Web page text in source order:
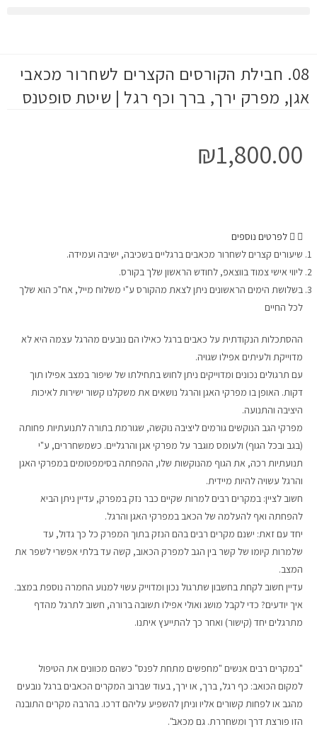
08. חבילת הקורסים הקצרים לשחרור מכאבי
אגן, מפרק ירך, ברך וכף רגל | שיטת סופטנס
₪1,800.00
לפרטים נוספים
שיעורים קצרים לשחרור מכאבים ברגליים בשכיבה, ישיבה ועמידה.
ליווי אישי צמוד בווצאפ, לחודש הראשון שלך בקורס.
בשלושת הימים הראשונים ניתן לצאת מהקורס ע"י משלוח מייל, אח"כ הוא שלך
לכל החיים
ההסתכלות הנקודתית על כאבים ברגל כאילו הם נובעים מהרגל עצמה היא לא
מדוייקת ולעיתים אפילו שגויה.
עם תרגולים נכונים ומדוייקים ניתן לחוש בתחילתו של שיפור במצב אפילו תוך
דקות. האופן בו מפרקי האגן והרגל נושאים את משקלנו קשור ישירות לאיכות
היציבה והתנועה.
מפרקי הגב הנוקשים גורמים ליציבה נוקשה, שגורמת בתורה לתנועתיות פחותה
(בגב ובכל הגוף) ולעומס מוגבר על מפרקי אגן והרגליים. כשמשחררים, ע"י
תנועתיות רכה, את הגוף מהנוקשות שלו, ההפחתה בסימפטומים במפרקי האגן
והרגל עשויה להיות מיידית.
חשוב לציין: במקרים רבים למרות שקיים כבר נזק במפרק, עדיין ניתן הביא
להפחתה ואף להעלמה של הכאב במפרקי האגן והרגל.
יחד עם זאת: ישנם מקרים רבים בהם הנזק בתוך המפרק כל כך גדול, עד
שלמרות קיומו של קשר בין הגב למפרק הכאוב, קשה עד בלתי אפשרי לשפר את
המצב.
עדיין חשוב לקחת בחשבון שתרגול נכון ומדוייק עשוי למנוע החמרה נוספת במצב.
איך יודעים? כדי לקבל מושג ואולי אפילו תשובה ברורה, חשוב לתרגל מהדף
מתרגלים יחד (קישור) ואחר כך להתייעץ איתנו.
"במקרים רבים אנשים "מחפשים מתחת לפנס" כשהם מכוונים את הטיפול
למקום הכואב: כף רגל, ברך, או ירך, בעוד שברוב המקרים הכאבים ברגל נובעים
מהגב או לפחות קשורים אליו וניתן להשפיע עליהם דרכו. בהרבה מקרים התובנה
הזו פורצת דרך ומשחררת. גם מכאב".